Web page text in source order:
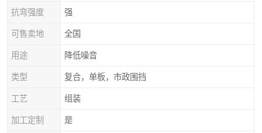
抗弯强度 强
可售卖地 全国
用途 降低噪音
类型 复合，单板，市政围挡
工艺 组装
加工定制 是